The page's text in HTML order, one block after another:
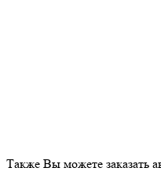
Также Вы можете заказать